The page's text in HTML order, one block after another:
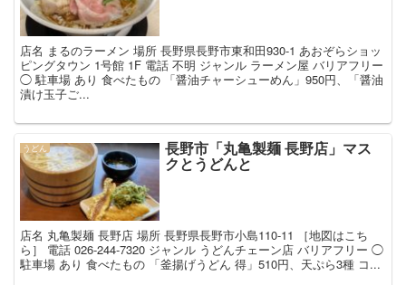
店名 まるのラーメン 場所 長野県長野市東和田930-1 あおぞらショッ
ピングタウン 1号館 1F 電話 不明 ジャンル ラーメン屋 バリアフリー
◯ 駐車場 あり 食べたもの 「醤油チャーシューめん」950円、「醤油
漬け玉子ご...
うどん 長野市「丸亀製麺 長野店」マス
クとうどんと
店名 丸亀製麺 長野店 場所 長野県長野市小島110-11 ［地図はこち
ら］ 電話 026-244-7320 ジャンル うどんチェーン店 バリアフリー ◯
駐車場 あり 食べたもの 「釜揚げうどん 得」510円、天ぷら3種 コ...